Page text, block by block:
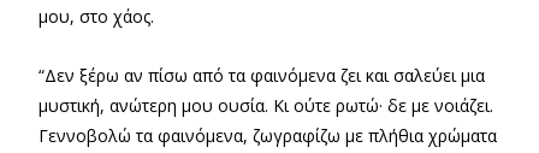
μου, στο χάος.
“Δεν ξέρω αν πίσω από τα φαινόμενα ζει και σαλεύει μια
μυστική, ανώτερη μου ουσία. Κι ούτε ρωτώ· δε με νοιάζει.
Γεννοβολώ τα φαινόμενα, ζωγραφίζω με πλήθια χρώματα